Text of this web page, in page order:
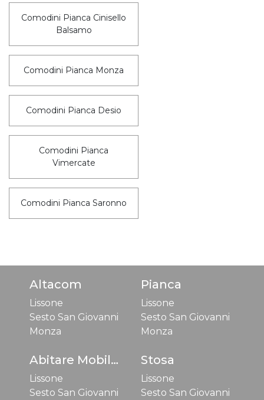
Comodini Pianca Cinisello
Balsamo
Comodini Pianca Monza
Comodini Pianca Desio
Comodini Pianca
Vimercate
Comodini Pianca Saronno
Altacom
Lissone
Sesto San Giovanni
Monza
Pianca
Lissone
Sesto San Giovanni
Monza
Abitare Mobilstella
Lissone
Sesto San Giovanni
Stosa
Lissone
Sesto San Giovanni